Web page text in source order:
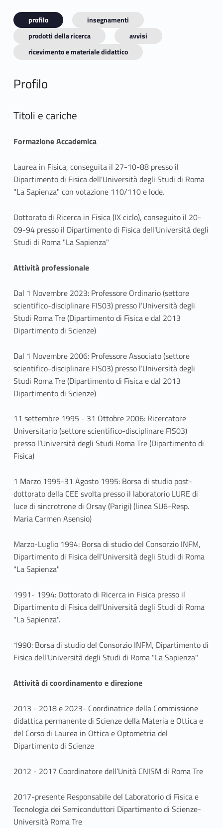
profilo
insegnamenti
prodotti della ricerca
avvisi
ricevimento e materiale didattico
Profilo
Titoli e cariche
Formazione Accademica
Laurea in Fisica, conseguita il 27-10-88 presso il
Dipartimento di Fisica dell'Università degli Studi di Roma
"La Sapienza" con votazione 110/110 e lode.
Dottorato di Ricerca in Fisica (IX ciclo), conseguito il 20-
09-94 presso il Dipartimento di Fisica dell'Università degli
Studi di Roma "La Sapienza"
Attività professionale
Dal 1 Novembre 2023: Professore Ordinario (settore
scientifico-disciplinare FIS03) presso l’Università degli
Studi Roma Tre (Dipartimento di Fisica e dal 2013
Dipartimento di Scienze)
Dal 1 Novembre 2006: Professore Associato (settore
scientifico-disciplinare FIS03) presso l’Università degli
Studi Roma Tre (Dipartimento di Fisica e dal 2013
Dipartimento di Scienze)
11 settembre 1995 - 31 Ottobre 2006: Ricercatore
Universitario (settore scientifico-disciplinare FIS03)
presso l’Università degli Studi Roma Tre (Dipartimento di
Fisica)
1 Marzo 1995-31 Agosto 1995: Borsa di studio post-
dottorato della CEE svolta presso il laboratorio LURE di
luce di sincrotrone di Orsay (Parigi) (linea SU6-Resp.
Maria Carmen Asensio)
Marzo-Luglio 1994: Borsa di studio del Consorzio INFM,
Dipartimento di Fisica dell'Università degli Studi di Roma
"La Sapienza"
1991- 1994: Dottorato di Ricerca in Fisica presso il
Dipartimento di Fisica dell'Università degli Studi di Roma
"La Sapienza".
1990: Borsa di studio del Consorzio INFM, Dipartimento di
Fisica dell'Università degli Studi di Roma "La Sapienza"
Attività di coordinamento e direzione
2013 - 2018 e 2023- Coordinatrice della Commissione
didattica permanente di Scienze della Materia e Ottica e
del Corso di Laurea in Ottica e Optometria del
Dipartimento di Scienze
2012 - 2017 Coordinatore dell’Unità CNISM di Roma Tre
2017-presente Responsabile del Laboratorio di Fisica e
Tecnologia dei Semiconduttori Dipartimento di Scienze-
Università Roma Tre